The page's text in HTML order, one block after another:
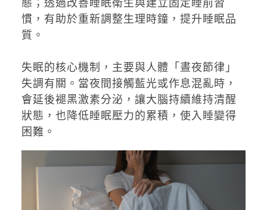
慣，有助於重新調整生理時鐘，提升睡眠品
質。
失眠的核心機制，主要與人體「晝夜節律」
失調有關。當夜間接觸藍光或作息混亂時，
會延後褪黑激素分泌，讓大腦持續維持清醒
狀態，也降低睡眠壓力的累積，使入睡變得
困難。